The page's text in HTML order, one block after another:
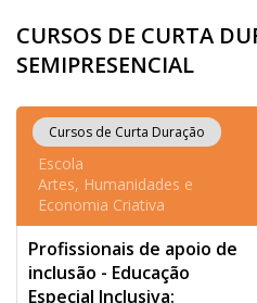
CURSOS DE CURTA
SEMIPRESENCIAL
Cursos de Curta Duração
Escola
Artes, Humanidades e
Economia Criativa
Profissionais de apoio de
inclusão - Educação
Especial Inclusiva: